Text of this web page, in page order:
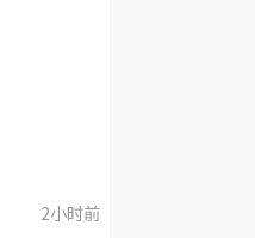
2小时前